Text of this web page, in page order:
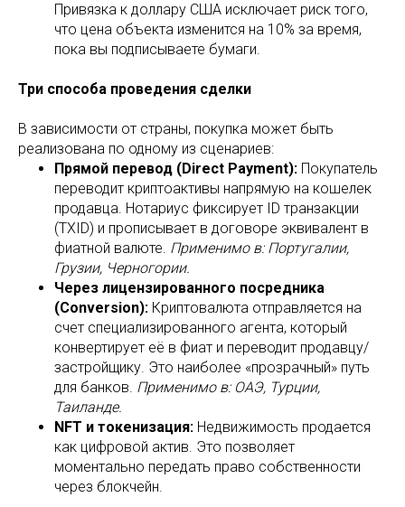
Привязка к доллару США исключает риск того,
что цена объекта изменится на 10% за время,
пока вы подписываете бумаги.
Три способа проведения сделки
В зависимости от страны, покупка может быть
реализована по одному из сценариев:
Прямой перевод (Direct Payment): Покупатель
переводит криптоактивы напрямую на кошелек
продавца. Нотариус фиксирует ID транзакции
(TXID) и прописывает в договоре эквивалент в
фиатной валюте. Применимо в: Португалии,
Грузии, Черногории.
Через лицензированного посредника
(Conversion): Криптовалюта отправляется на
счет специализированного агента, который
конвертирует её в фиат и переводит продавцу/
застройщику. Это наиболее «прозрачный» путь
для банков. Применимо в: ОАЭ, Турции,
Таиланде.
NFT и токенизация: Недвижимость продается
как цифровой актив. Это позволяет
моментально передать право собственности
через блокчейн.